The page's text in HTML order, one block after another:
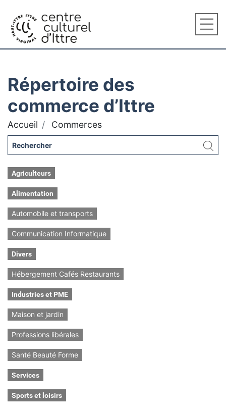
Répertoire des
commerce d’Ittre
Accueil Commerces
Agriculteurs
Alimentation
Automobile et transports
Communication Informatique
Divers
Hébergement Cafés Restaurants
Industries et PME
Maison et jardin
Professions libérales
Santé Beauté Forme
Services
Sports et loisirs